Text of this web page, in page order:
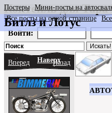
CrazyWheels
Постеры Мини-посты на
Все посты на одной странице
Войти:
Вперед НаверхНазад
Коктейль для
Битлз и Лотус